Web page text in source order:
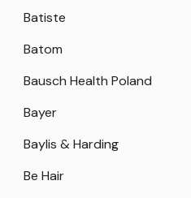
Batiste
Batom
Bausch Health Poland
Bayer
Baylis & Harding
Be Hair